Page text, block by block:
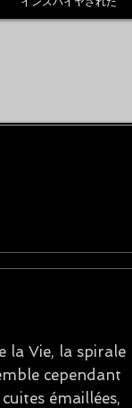
la Vie, la spirale
cependant
émaillées,